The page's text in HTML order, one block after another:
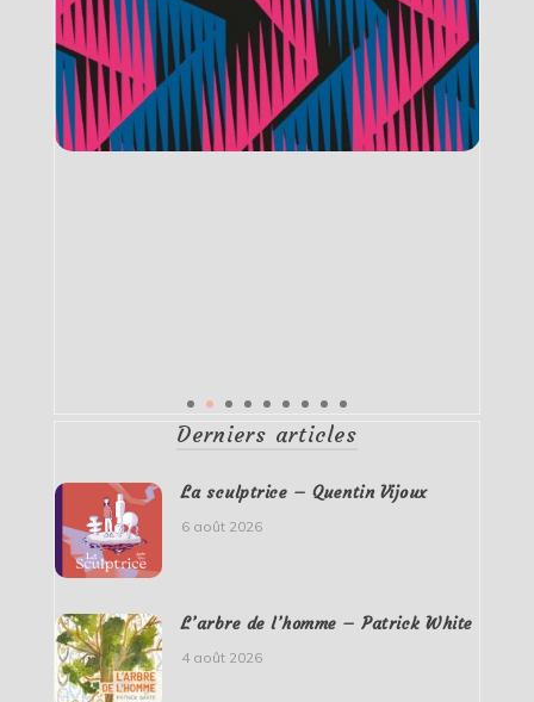
Derniers articles
La sculptrice – Quentin Vijoux
6 août 2026
L’arbre de l’homme – Patrick White
4 août 2026